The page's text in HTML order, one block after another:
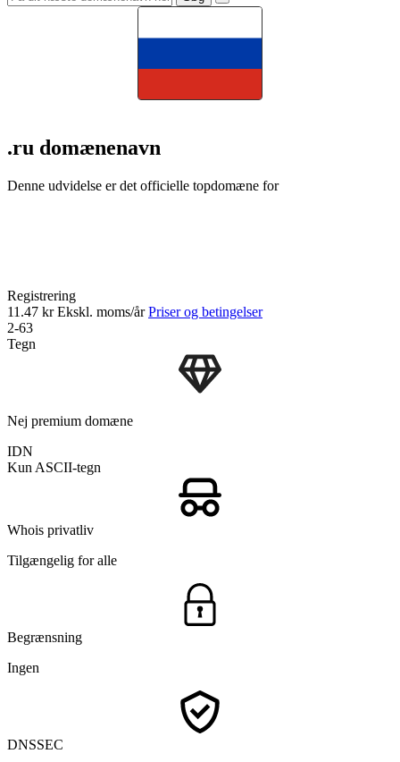
.ru domænenavn
Denne udvidelse er det officielle topdomæne for
Registrering
11.47 krEkskl. moms/årPriser og betingelser
2-63
Tegn
Nej premium domæne
IDN
Kun ASCII-tegn
Whois privatliv
Tilgængelig for alle
Begrænsning
Ingen
DNSSEC